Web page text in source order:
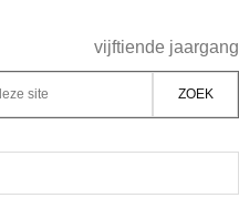
vijftiende jaargang